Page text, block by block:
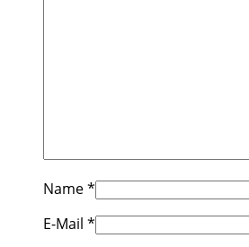
Name*
E-Mail *